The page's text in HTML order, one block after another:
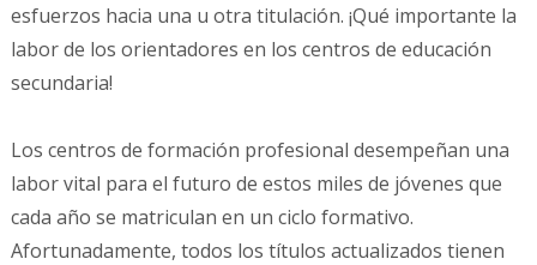
esfuerzos hacia una u otra titulación. ¡Qué importante la
labor de los orientadores en los centros de educación
secundaria!
Los centros de formación profesional desempeñan una
labor vital para el futuro de estos miles de jóvenes que
cada año se matriculan en un ciclo formativo.
Afortunadamente, todos los títulos actualizados tienen